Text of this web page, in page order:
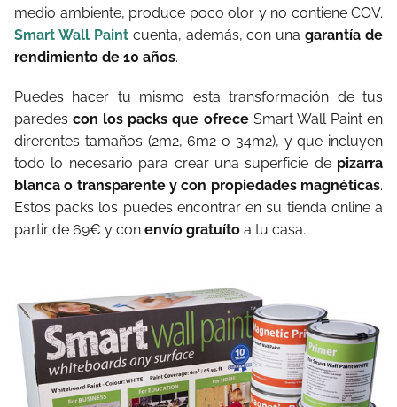
medio ambiente, produce poco olor y no contiene COV.
Smart Wall Paintcuenta, además, con unagarantía de
rendimiento de 10 años.
Puedes hacer tu mismo esta transformación de tus
paredescon los packs que ofreceSmart Wall Paint en
direrentes tamaños (2m2, 6m2 o 34m2), y que incluyen
todo lo necesario para crear una superficie de pizarra
blanca o transparente y con propiedades magnéticas.
Estos packs los puedes encontrar en su tienda online a
partir de 69€ y con envío gratuíto a tu casa.